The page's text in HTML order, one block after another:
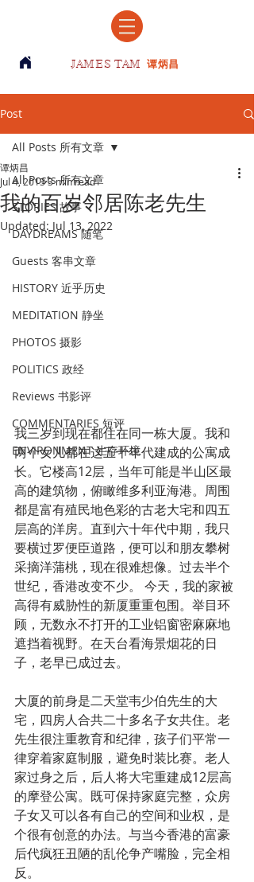
JAMES TAM 谭炳昌
Post
All Posts 所有文章
STORIES 故事
DAYDREAMS 随笔
Guests 客串文章
HISTORY 近乎历史
MEDITATION 静坐
PHOTOS 摄影
POLITICS 政经
Reviews 书影评
COMMENTARIES 短评
ENVIRONMENT 生存环境
All Posts 所有文章
我的百岁邻居陈老先生
谭炳昌
Jul 4, 20133 min read
Updated: Jul 13, 2022
我三岁到现在都住在同一栋大厦。我和
两个女儿都在这五十年代建成的公寓成
长。它楼高12层，当年可能是半山区最
高的建筑物，俯瞰维多利亚海港。周围
都是富有殖民地色彩的古老大宅和四五
层高的洋房。直到六十年代中期，我只
要横过罗便臣道路，便可以和朋友攀树
采摘洋蒲桃，现在很难想像。过去半个
世纪，香港改变不少。 今天，我的家被
高得有威胁性的新厦重重包围。举目环
顾，无数永不打开的工业铝窗密麻麻地
遮挡着视野。在天台看海景烟花的日
子，老早已成过去。
大厦的前身是二天堂韦少伯先生的大
宅，四房人合共二十多名子女共住。老
先生很注重教育和纪律，孩子们平常一
律穿着家庭制服，避免时装比赛。老人
家过身之后，后人将大宅重建成12层高
的摩登公寓。既可保持家庭完整，众房
子女又可以各有自己的空间和业权，是
个很有创意的办法。与当今香港的富豪
后代疯狂丑陋的乱伦争产嘴脸，完全相
反。